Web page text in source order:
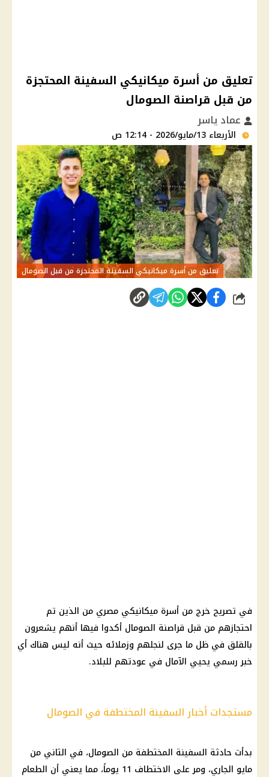
تعليق من أسرة ميكانيكي السفينة المحتجزة
من قبل قراصنة الصومال
عماد ياسر
الأربعاء 13/مايو/2026 - 12:14 ص
تعليق من أسرة ميكانيكي السفينة المحتجزة من قبل الصومال
شارك
في تصريح خرج من أسرة ميكانيكي مصري من الذين تم
احتجازهم من قبل قراصنة الصومال أكدوا فيها أنهم يشعرون
بالقلق في ظل ما جرى لنجلهم وزملائه حيث أنه ليس هناك أي
خبر رسمي يحيي الآمال في عودتهم للبلاد.
مستجدات أخبار السفينة المختطفة في الصومال
بدأت حادثة السفينة المختطفة من الصومال، في الثاني من
مايو الجاري، ومر على الاختطاف 11 يوماً، مما يعني أن الطعام